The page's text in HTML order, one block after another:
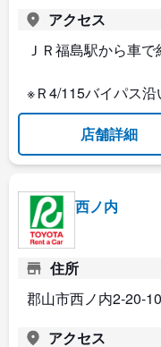
アクセス
ＪＲ福島駅から車で
※Ｒ4/115バイパス
店舗詳細
西ノ内
住所
郡山市西ノ内2-20-10
アクセス